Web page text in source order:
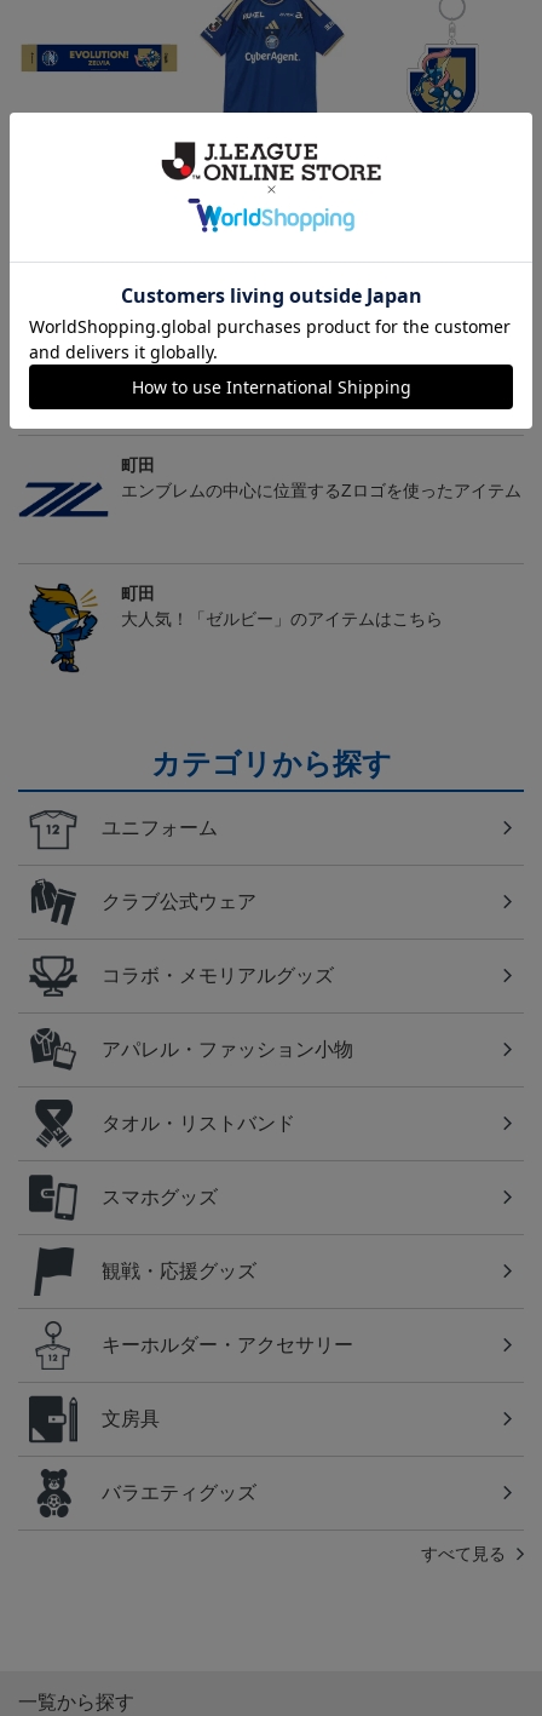
FC町田ゼルビア ゲッコ
2026/27 FP1stユニフォー
ム
24,200円～30,800円
会員特典
ウガ キーホルダー
1,100円
トピックス
町田
2026/27ユニフォームはこちら
町田
エンブレムの中心に位置するZロゴを使ったアイテム
町田
大人気！「ゼルビー」のアイテムはこちら
カテゴリから探す
ユニフォーム
クラブ公式ウェア
コラボ・メモリアルグッズ
アパレル・ファッション小物
タオル・リストバンド
スマホグッズ
観戦・応援グッズ
キーホルダー・アクセサリー
文房具
バラエティグッズ
すべて見る
一覧から探す